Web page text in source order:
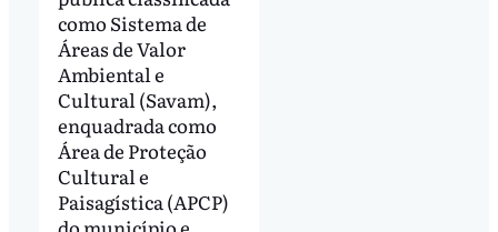
como Sistema de
Áreas de Valor
Ambiental e
Cultural (Savam),
enquadrada como
Área de Proteção
Cultural e
Paisagística (APCP)